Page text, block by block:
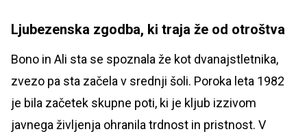
Ljubezenska zgodba, ki traja že od otroštva
Bono in Ali sta se spoznala že kot dvanajstletnika,
zvezo pa sta začela v srednji šoli. Poroka leta 1982
je bila začetek skupne poti, ki je kljub izzivom
javnega življenja ohranila trdnost in pristnost. V